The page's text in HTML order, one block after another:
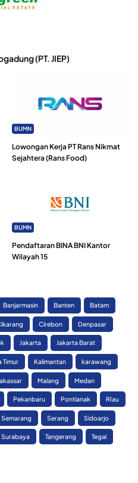
(PT. JIEP)
BUMN
Lowongan Kerja PT Rans Nikmat
Sejahtera (Rans Food)
BUMN
Pendaftaran BINA BNI Kantor
Wilayah 15
Banjarmasin Banten Batam
Cirebon Denpasar
Jakarta Jakarta Barat
Timur Kalimantan karawang
Malang Medan
Pekanbaru Pontianak RIau
Semarang Serang Sidoarjo
Surabaya Tangerang Tegal